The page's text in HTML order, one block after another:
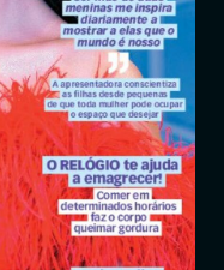
Notícias
Entrar